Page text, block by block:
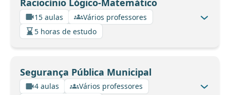
Raciocínio Lógico-Matemático
15 aulas
Vários professores
5 horas de estudo
Segurança Pública Municipal
4 aulas
Vários professores